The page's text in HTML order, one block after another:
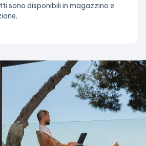
sono disponibili in magazzino e